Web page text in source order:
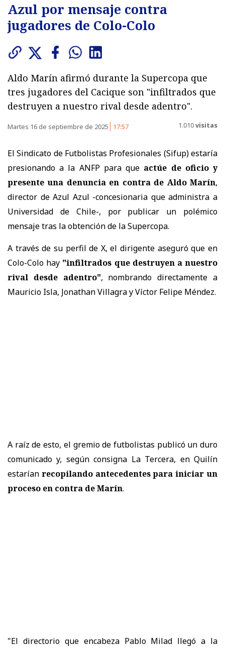
Azul por mensaje contra
jugadores de Colo-Colo
Aldo Marín afirmó durante la Supercopa que
tres jugadores del Cacique son "infiltrados que
destruyen a nuestro rival desde adentro".
Martes 16 de septiembre de 2025 17:57 1.010visitas
El Sindicato de Futbolistas Profesionales (Sifup) estaría
presionando a la ANFP para que actúe de oficio y
presente una denuncia en contra de Aldo Marín,
director de Azul Azul -concesionaria que administra a
Universidad de Chile-, por publicar un polémico
mensaje tras la obtención de la Supercopa.
A través de su perfil de X, el dirigente aseguró que en
Colo-Colo hay "infiltrados que destruyen a nuestro
rival desde adentro", nombrando directamente a
Mauricio Isla, Jonathan Villagra y Víctor Felipe Méndez.
A raíz de esto, el gremio de futbolistas publicó un duro
comunicado y, según consigna La Tercera, en Quilín
estarían recopilando antecedentes para iniciar un
proceso en contra de Marín.
"El directorio que encabeza Pablo Milad llegó a la